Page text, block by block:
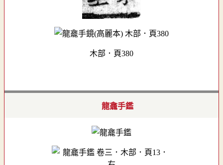
木部．頁380
龍龕手鑑